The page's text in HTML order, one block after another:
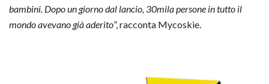
bambini. Dopo un giorno dal lancio, 30mila persone in tutto il
mondo avevano già aderito”, racconta Mycoskie.